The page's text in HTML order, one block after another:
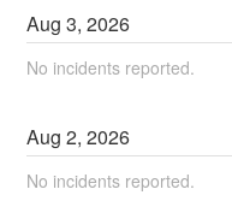
Aug3,2026
No incidents reported.
Aug2,2026
No incidents reported.